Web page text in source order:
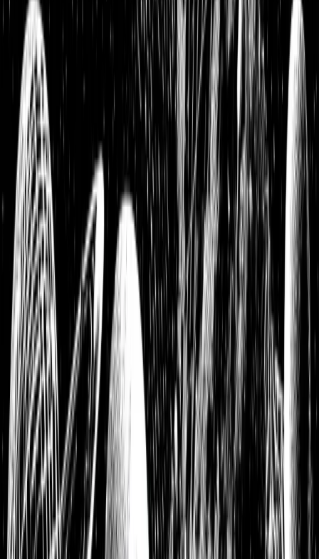
TeamViewer Crash Report -13%: so handelt man als
langfristiger Investor